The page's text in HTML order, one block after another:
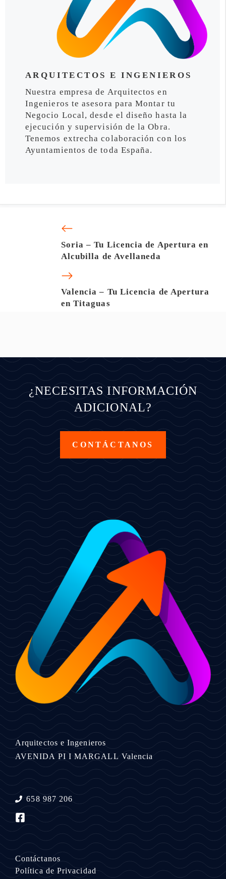
ARQUITECTOS E INGENIEROS
Nuestra empresa de Arquitectos en
Ingenieros te asesora para Montar tu
Negocio Local, desde el diseño hasta la
ejecución y supervisión de la Obra.
Tenemos extrecha colaboración con los
Ayuntamientos de toda España.
Soria – Tu Licencia de Apertura en
Alcubilla de Avellaneda
Valencia – Tu Licencia de Apertura
en Titaguas
¿NECESITAS INFORMACIÓN
ADICIONAL?
CONTÁCTANOS
Arquitectos e Ingenieros
AVENIDA PI I MARGALL Valencia
658 987 206
Contáctanos
Política de Privacidad